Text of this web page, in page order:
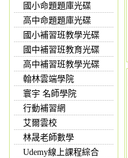
國小命題題庫光碟
高中命題題庫光碟
國小補習班教學光碟
國中補習班教育光碟
高中補習班教學光碟
翰林雲端學院
寰宇 名師學院
行動補習網
艾爾雲校
林晟老師數學
Udemy線上課程綜合